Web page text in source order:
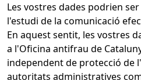
Les vostres dades podrien
l'estudi de la comunicació
En aquest sentit, les vostres
a l'Oficina antifrau de
independent de protecció de
autoritats administratives